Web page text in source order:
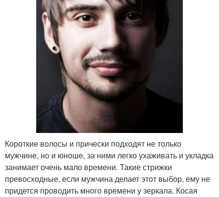
Короткие волосы и прически подходят не только
мужчине, но и юноше, за ними легко ухаживать и укладка
занимает очень мало времени. Такие стрижки
превосходные, если мужчина делает этот выбор, ему не
придется проводить много времени у зеркала. Косая